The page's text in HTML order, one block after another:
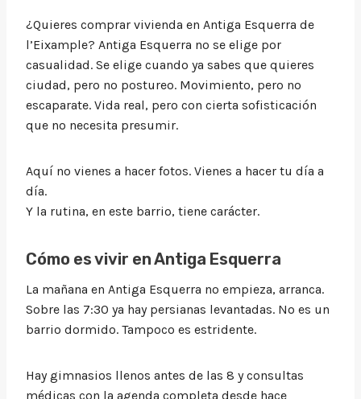
¿Quieres comprar vivienda en Antiga Esquerra de
l’Eixample? Antiga Esquerra no se elige por
casualidad. Se elige cuando ya sabes que quieres
ciudad, pero no postureo. Movimiento, pero no
escaparate. Vida real, pero con cierta sofisticación
que no necesita presumir.
Aquí no vienes a hacer fotos. Vienes a hacer tu día a
día.
Y la rutina, en este barrio, tiene carácter.
Cómo es vivir en Antiga Esquerra
La mañana en Antiga Esquerra no empieza, arranca.
Sobre las 7:30 ya hay persianas levantadas. No es un
barrio dormido. Tampoco es estridente.
Hay gimnasios llenos antes de las 8 y consultas
médicas con la agenda completa desde hace